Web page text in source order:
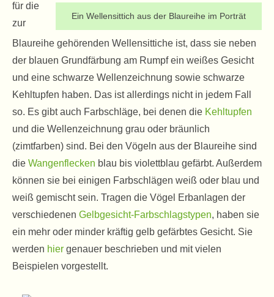
Ein Wellensittich aus der Blaureihe im Porträt
für die
zur
Blaureihe gehörenden Wellensittiche ist, dass sie neben
der blauen Grundfärbung am Rumpf ein weißes Gesicht
und eine schwarze Wellenzeichnung sowie schwarze
Kehltupfen haben. Das ist allerdings nicht in jedem Fall
so. Es gibt auch Farbschläge, bei denen die Kehltupfen
und die Wellenzeichnung grau oder bräunlich
(zimtfarben) sind. Bei den Vögeln aus der Blaureihe sind
die Wangenflecken blau bis violettblau gefärbt. Außerdem
können sie bei einigen Farbschlägen weiß oder blau und
weiß gemischt sein. Tragen die Vögel Erbanlagen der
verschiedenen Gelbgesicht-Farbschlagstypen, haben sie
ein mehr oder minder kräftig gelb gefärbtes Gesicht. Sie
werden hier genauer beschrieben und mit vielen
Beispielen vorgestellt.